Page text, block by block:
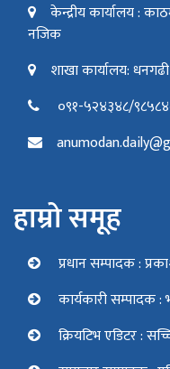
केन्द्रीय कार्यालय :
नजिक
शाखा कार्यालय:
०९१-५२४३४८/
हाम्रो समूह
प्रधान सम्पादक :
कार्यकारी सम्पादक :
क्रियटिभ एडिटर :